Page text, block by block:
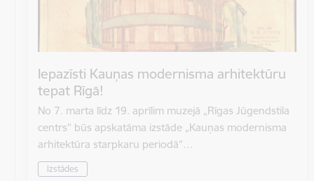
Iepazīsti Kauņas modernisma arhitektūru
tepat Rīgā!
No 7. marta līdz 19. aprīlim muzejā „Rīgas Jūgendstila
centrs” būs apskatāma izstāde „Kauņas modernisma
arhitektūra starpkaru periodā”…
Izstādes